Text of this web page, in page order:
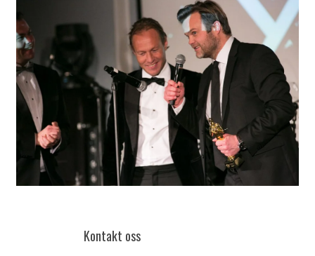
Kontakt oss